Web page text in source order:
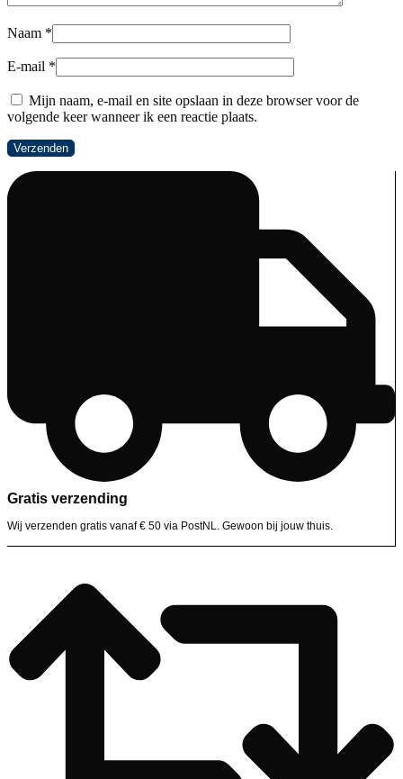
Naam *
E-mail *
Mijn naam, e-mail en site opslaan in deze browser voor de
volgende keer wanneer ik een reactie plaats.
Gratis verzending
Wij verzenden gratis vanaf € 50 via PostNL. Gewoon bij jouw thuis.